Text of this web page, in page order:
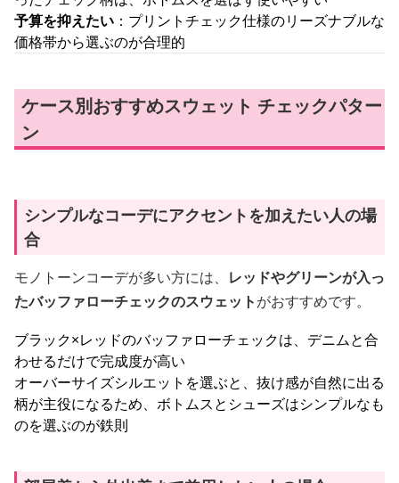
予算を抑えたい ：プリントチェック仕様のリーズナブルな
価格帯から選ぶのが合理的
ケース別おすすめスウェット チェックパター
ン
シンプルなコーデにアクセントを加えたい人の場
合
モノトーンコーデが多い方には、 レッドやグリーンが入っ
たバッファローチェックのスウェットがおすすめです。
ブラック×レッドのバッファローチェックは、デニムと合
わせるだけで完成度が高い
オーバーサイズシルエットを選ぶと、抜け感が自然に出る
柄が主役になるため、ボトムスとシューズはシンプルなも
のを選ぶのが鉄則